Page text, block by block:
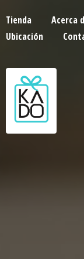
Tienda
Acerca
Ubicación